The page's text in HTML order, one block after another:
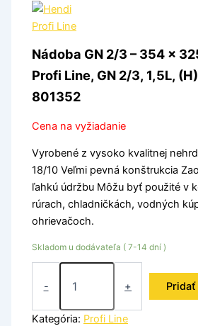
Profi Line
Nádoba GN 2/3 – 354 x
Profi Line, GN 2/3, 1,5L,
801352
Cena na vyžiadanie
Vyrobené z vysoko kvalitnej
18/10 Veľmi pevná konštrukcia
ľahkú údržbu Môžu byť použité v
rúrach, chladničkách, vodných
ohrievačoch.
Skladom u dodávateľa ( 7-14 dní )
-
801352
+
Kategória: Profi Line